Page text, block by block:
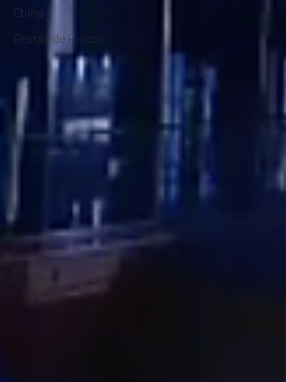
China
Gestão de Riscos